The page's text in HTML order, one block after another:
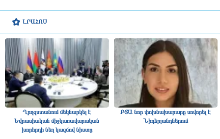
ԼՐԱՀՈՍ
Ղրղզստանում մեկնարկել է
Եվրասիական միջկառավարական
խորհրդի նեղ կազմով նիստը
ԲՏԱ նոր փոխնախարարը սովորել է
Նիդերլանդներում